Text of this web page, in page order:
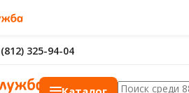
325-94-04